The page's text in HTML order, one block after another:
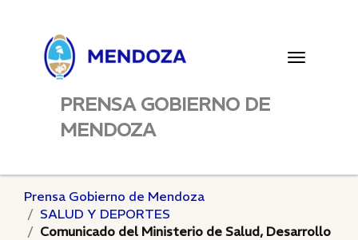
Toggle
PRENSA GOBIERNO DE
MENDOZA
Prensa Gobierno de Mendoza
SALUD Y DEPORTES
Comunicado del Ministerio de Salud, Desarrollo